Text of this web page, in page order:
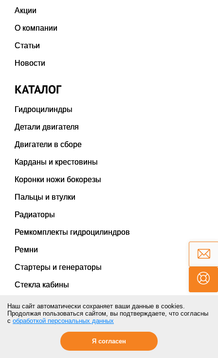
Акции
О компании
Статьи
Новости
КАТАЛОГ
Гидроцилиндры
Детали двигателя
Двигатели в сборе
Карданы и крестовины
Коронки ножи бокорезы
Пальцы и втулки
Радиаторы
Ремкомплекты гидроцилиндров
Ремни
Стартеры и генераторы
Стекла кабины
Топливная аппаратура
Турбокомпрессоры
Наш сайт автоматически сохраняет ваши данные в cookies.
Продолжая пользоваться сайтом, вы подтверждаете, что согласны
с обработкой персональных данных
Я согласен